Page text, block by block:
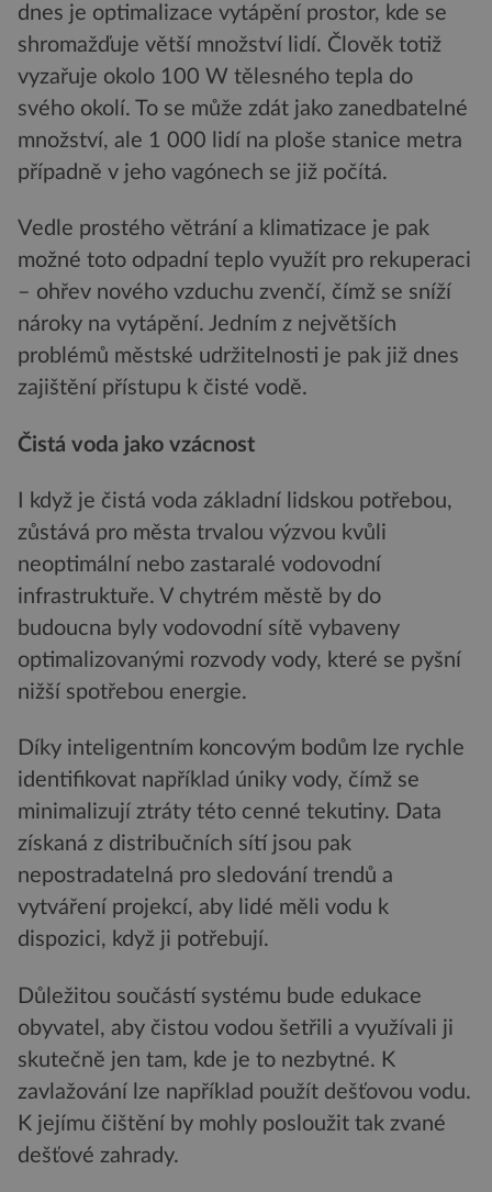
dnes je optimalizace vytápění prostor, kde se
shromažďuje větší množství lidí. Člověk totiž
vyzařuje okolo 100 W tělesného tepla do
svého okolí. To se může zdát jako zanedbatelné
množství, ale 1 000 lidí na ploše stanice metra
případně v jeho vagónech se již počítá.
Vedle prostého větrání a klimatizace je pak
možné toto odpadní teplo využít pro rekuperaci
– ohřev nového vzduchu zvenčí, čímž se sníží
nároky na vytápění. Jedním z největších
problémů městské udržitelnosti je pak již dnes
zajištění přístupu k čisté vodě.
Čistá voda jako vzácnost
I když je čistá voda základní lidskou potřebou,
zůstává pro města trvalou výzvou kvůli
neoptimální nebo zastaralé vodovodní
infrastruktuře. V chytrém městě by do
budoucna byly vodovodní sítě vybaveny
optimalizovanými rozvody vody, které se pyšní
nižší spotřebou energie.
Díky inteligentním koncovým bodům lze rychle
identifikovat například úniky vody, čímž se
minimalizují ztráty této cenné tekutiny. Data
získaná z distribučních sítí jsou pak
nepostradatelná pro sledování trendů a
vytváření projekcí, aby lidé měli vodu k
dispozici, když ji potřebují.
Důležitou součástí systému bude edukace
obyvatel, aby čistou vodou šetřili a využívali ji
skutečně jen tam, kde je to nezbytné. K
zavlažování lze například použít dešťovou vodu.
K jejímu čištění by mohly posloužit tak zvané
dešťové zahrady.